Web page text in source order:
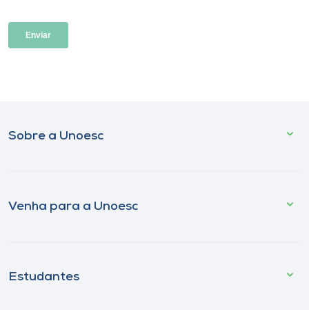
Sobre a Unoesc
Venha para a Unoesc
Estudantes